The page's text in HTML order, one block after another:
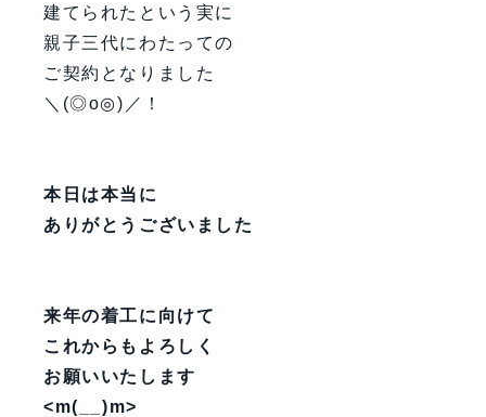
建てられたという実に
親子三代にわたっての
ご契約となりました
＼(◎o◎)／！
本日は本当に
ありがとうございました
来年の着工に向けて
これからもよろしく
お願いいたします
<m(__)m>